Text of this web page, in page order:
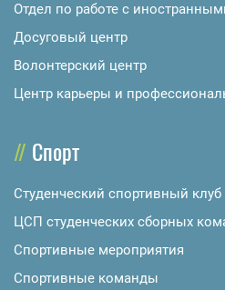
Отдел по работе с
Досуговый центр
Волонтерский центр
Центр карьеры и
Спорт
Студенческий спортивный клуб
ЦСП студенческих сборных
Спортивные мероприятия
Спортивные команды